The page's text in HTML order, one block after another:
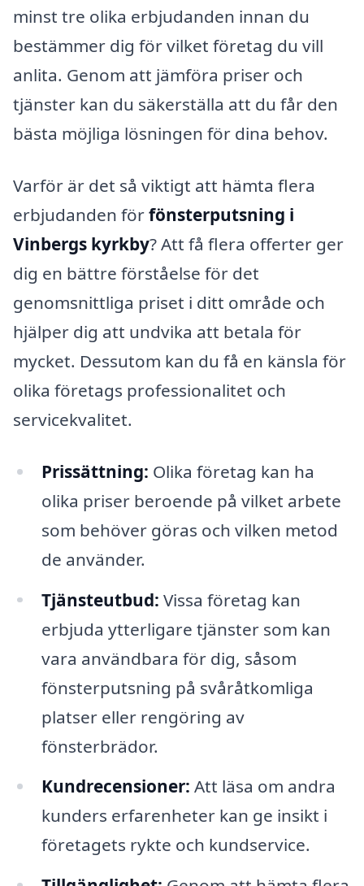
minst tre olika erbjudanden innan du
bestämmer dig för vilket företag du vill
anlita. Genom att jämföra priser och
tjänster kan du säkerställa att du får den
bästa möjliga lösningen för dina behov.
Varför är det så viktigt att hämta flera
erbjudanden förfönsterputsning i
Vinbergs kyrkby? Att få flera offerter ger
dig en bättre förståelse för det
genomsnittliga priset i ditt område och
hjälper dig att undvika att betala för
mycket. Dessutom kan du få en känsla för
olika företags professionalitet och
servicekvalitet.
Prissättning: Olika företag kan ha
olika priser beroende på vilket arbete
som behöver göras och vilken metod
de använder.
Tjänsteutbud: Vissa företag kan
erbjuda ytterligare tjänster som kan
vara användbara för dig, såsom
fönsterputsning på svåråtkomliga
platser eller rengöring av
fönsterbrädor.
Kundrecensioner: Att läsa om andra
kunders erfarenheter kan ge insikt i
företagets rykte och kundservice.